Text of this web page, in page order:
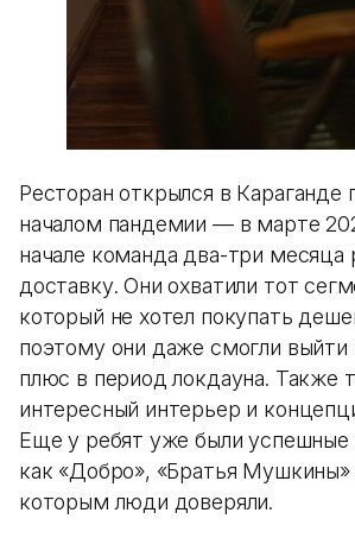
Ресторан открылся в
началом пандемии — в марте
начале команда два-три месяца
доставку. Они охватили тот
который не хотел покупать
поэтому они даже смогли выйти
плюс в период локдауна. Также
интересный интерьер и
Еще у ребят уже были успешные
как «Добро», «Братья Мушкины»
которым люди доверяли.